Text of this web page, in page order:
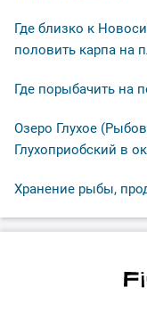
Где близко к
половить карпа на
Где порыбачить на
Озеро Глухое
Глухоприобский в
Хранение рыбы,